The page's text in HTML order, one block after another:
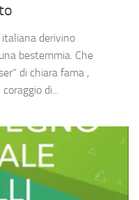
derivino
bestemmia. Che
di chiara fama ,
di...